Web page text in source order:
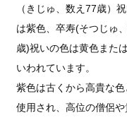
（きじゅ、数え77歳）
は紫色、卒寿(そつじゅ
歳)祝いの色は黄色また
いわれています。
紫色は古くから高貴な色
使用され、高位の僧侶や